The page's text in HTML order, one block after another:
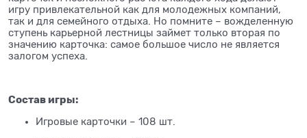
игру привлекательной как для молодежных компаний,
так и для семейного отдыха. Но помните – вожделенную
ступень карьерной лестницы займет только вторая по
значению карточка: самое большое число не является
залогом успеха.
Состав игры:
Игровые карточки – 108 шт.